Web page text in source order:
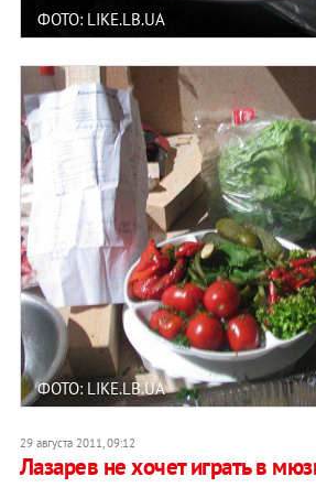
ФОТО: LIKE.LB.UA
ФОТО: LIKE.LB.UA
29 августа 2011, 09:12
Лазарев не хочет играть в